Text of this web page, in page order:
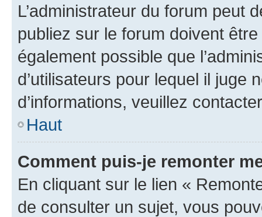
L’administrateur du forum peut
publiez sur le forum doivent
également possible que
d’utilisateurs pour lequel il juge
d’informations, veuillez
Haut
Comment puis-je remonter
En cliquant sur le lien «
de consulter un sujet, vous